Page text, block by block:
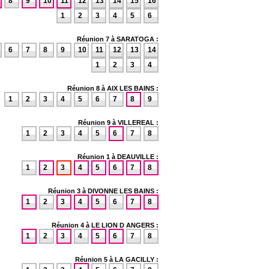
6
5
4
3
2
1
Réunion 7 à SARATOGA :
14
13
12
11
10
9
8
7
6
4
3
2
1
Réunion 8 à AIX LES BAINS :
9
8
7
6
5
4
3
2
1
Réunion 9 à VILLEREAL :
8
7
6
5
4
3
2
1
Réunion 1 à DEAUVILLE :
8
7
6
5
4
3
2
1
Réunion 3 à DIVONNE LES BAINS :
8
7
6
5
4
3
2
1
Réunion 4 à LE LION D ANGERS :
8
7
6
5
4
3
2
1
Réunion 5 à LA GACILLY :